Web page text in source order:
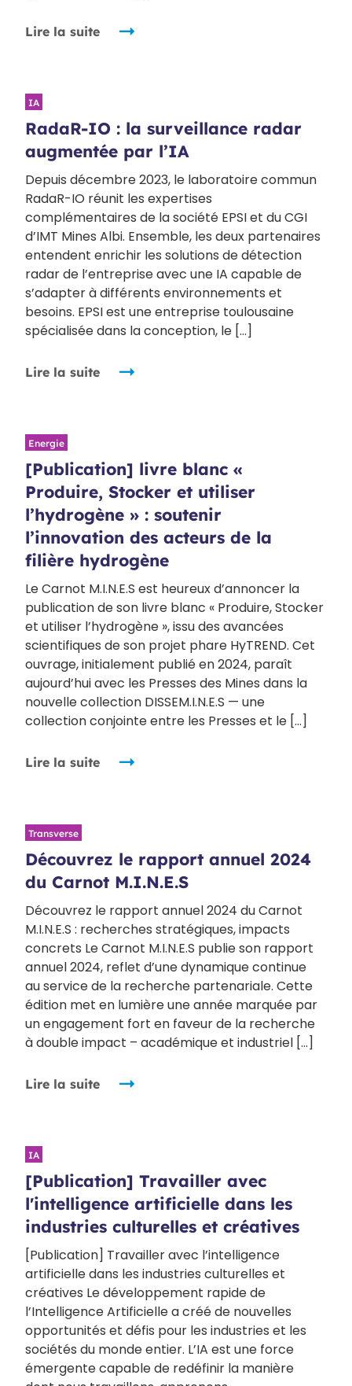
Lire la suite
IA
RadaR-IO : la surveillance radar
augmentée par l’IA
Depuis décembre 2023, le laboratoire commun
RadaR-IO réunit les expertises
complémentaires de la société EPSI et du CGI
d’IMT Mines Albi. Ensemble, les deux partenaires
entendent enrichir les solutions de détection
radar de l’entreprise avec une IA capable de
s’adapter à différents environnements et
besoins. EPSI est une entreprise toulousaine
spécialisée dans la conception, le […]
Lire la suite
Energie
[Publication] livre blanc «
Produire, Stocker et utiliser
l’hydrogène » : soutenir
l’innovation des acteurs de la
filière hydrogène
Le Carnot M.I.N.E.S est heureux d’annoncer la
publication de son livre blanc « Produire, Stocker
et utiliser l’hydrogène », issu des avancées
scientifiques de son projet phare HyTREND. Cet
ouvrage, initialement publié en 2024, paraît
aujourd’hui avec les Presses des Mines dans la
nouvelle collection DISSEM.I.N.E.S — une
collection conjointe entre les Presses et le […]
Lire la suite
Transverse
Découvrez le rapport annuel 2024
du Carnot M.I.N.E.S
Découvrez le rapport annuel 2024 du Carnot
M.I.N.E.S : recherches stratégiques, impacts
concrets Le Carnot M.I.N.E.S publie son rapport
annuel 2024, reflet d’une dynamique continue
au service de la recherche partenariale. Cette
édition met en lumière une année marquée par
un engagement fort en faveur de la recherche
à double impact – académique et industriel […]
Lire la suite
IA
[Publication] Travailler avec
l'intelligence artificielle dans les
industries culturelles et créatives
[Publication] Travailler avec l’intelligence
artificielle dans les industries culturelles et
créatives Le développement rapide de
l’Intelligence Artificielle a créé de nouvelles
opportunités et défis pour les industries et les
sociétés du monde entier. L’IA est une force
émergente capable de redéfinir la manière